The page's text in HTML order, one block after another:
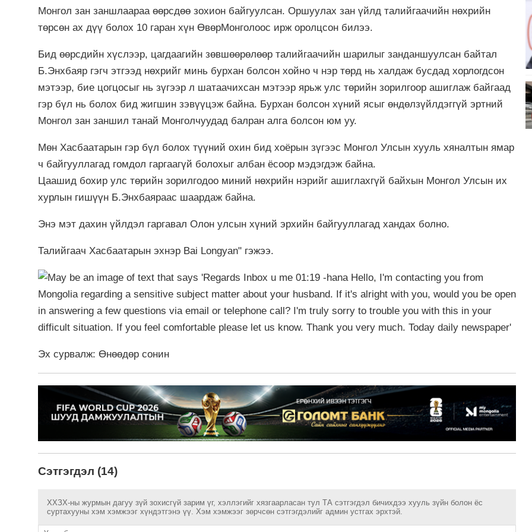
Монгол зан заншлаараа өөрсдөө зохион байгуулсан. Оршуулах зан үйлд талийгаачийн нөхрийн
төрсөн ах дүү болох 10 гаран хүн ӨвөрМонголоос ирж оролцсон билээ.
Бид өөрсдийн хүслээр, цагдаагийн зөвшөөрөлөөр талийгаачийн шарилыг занданшуулсан байтал
Б.Энхбаяр гэгч этгээд нөхрийг минь бурхан болсон хойно ч нэр төрд нь халдаж бусдад хорлогдсон
мэтээр, бие цогцосыг нь зүгээр л шатаачихсан мэтээр ярьж улс төрийн зорилгоор ашиглаж байгаад
гэр бүл нь болох бид жигшин зэвүүцэж байна. Бурхан болсон хүний ясыг өндөлзүйлдэггүй эртний
Монгол зан заншил танай Монголчуудад балран алга болсон юм уу.
Мөн Хасбаатарын гэр бүл болох түүний охин бид хоёрын зүгээс Монгол Улсын хууль хяналтын ямар
ч байгууллагад гомдол гаргаагүй болохыг албан ёсоор мэдэгдэж байна.
Цаашид бохир улс төрийн зорилгодоо миний нөхрийн нэрийг ашиглахгүй байхын Монгол Улсын их
хурлын гишүүн Б.Энхбаяраас шаардаж байна.
Энэ мэт дахин үйлдэл гаргавал Олон улсын хүний эрхийн байгууллагад хандах болно.
Талийгаач Хасбаатарын эхнэр Bai Longyan" гэжээ.
Эх сурвалж: Өнөөдөр сонин
Сэтгэгдэл (14)
ХХЗХ-ны журмын дагуу зүй зохисгүй зарим үг, хэллэгийг хязгаарласан тул ТА сэтгэгдэл бичихдээ хууль зүйн болон ёс
суртахууны хэм хэмжээг хүндэтгэнэ үү. Хэм хэмжээг зөрчсөн сэтгэгдэлийг админ устгах эрхтэй.